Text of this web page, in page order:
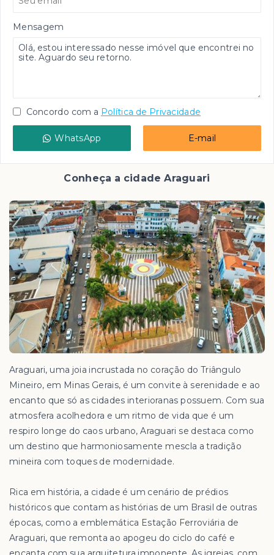
Mensagem
Concordo com a Política de Privacidade
WhatsApp E-mail
Conheça a cidade Araguari
Araguari, uma joia incrustada no coração do Triângulo
Mineiro, em Minas Gerais, é um convite à serenidade e ao
encanto que só as cidades interioranas possuem. Com sua
atmosfera acolhedora e um ritmo de vida que é um
respiro longe do caos urbano, Araguari se destaca como
um destino que harmoniosamente mescla a tradição
mineira com toques de modernidade.
Rica em história, a cidade é um cenário de prédios
históricos que contam as histórias de um Brasil de outras
épocas, como a emblemática Estação Ferroviária de
Araguari, que remonta ao apogeu do ciclo do café e